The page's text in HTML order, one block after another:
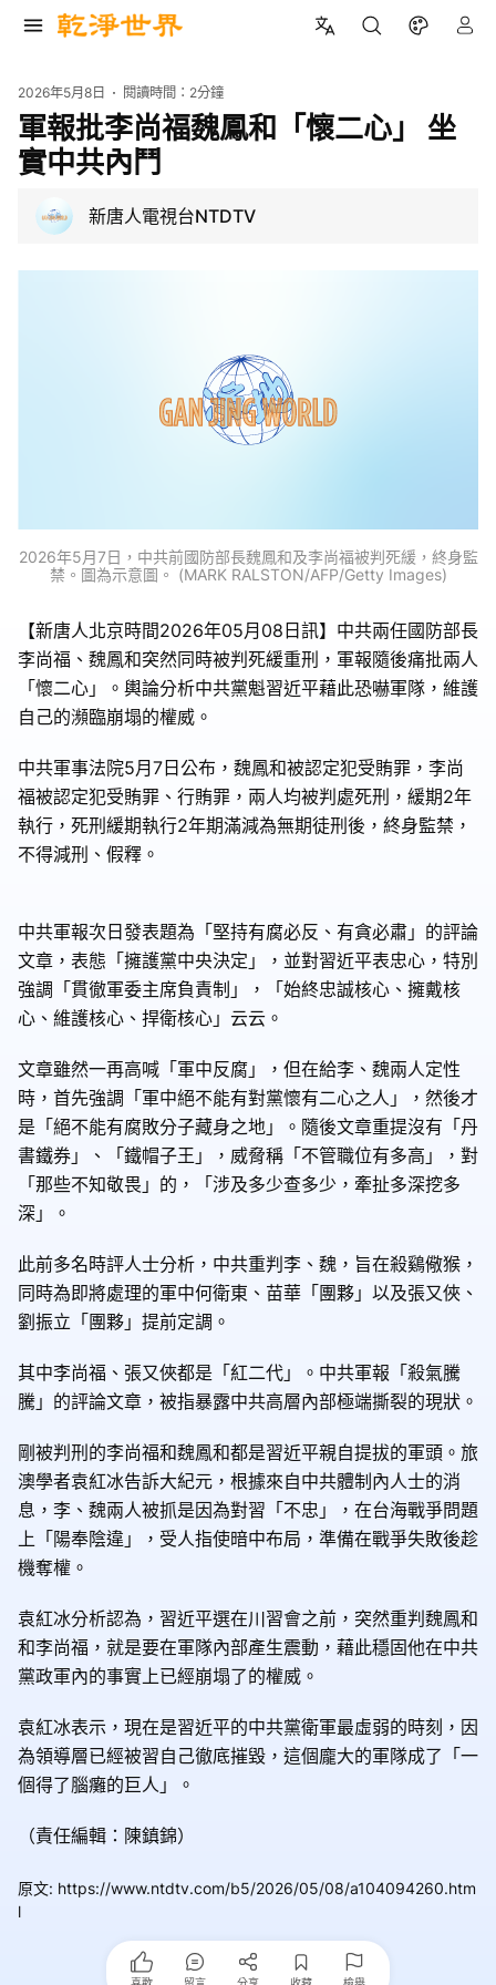
2026年5月8日 閱讀時間： 2分鐘
軍報批李尚福魏鳳和「懷二心」 坐
實中共內鬥
新唐人電視台NTDTV
2026年5月7日，中共前國防部長魏鳳和及李尚福被判死緩，終身監
禁。圖為示意圖。 (MARK RALSTON/AFP/Getty Images)
【新唐人北京時間2026年05月08日訊】中共兩任國防部長
李尚福、魏鳳和突然同時被判死緩重刑，軍報隨後痛批兩人
「懷二心」。輿論分析中共黨魁習近平藉此恐嚇軍隊，維護
自己的瀕臨崩塌的權威。
中共軍事法院5月7日公布，魏鳳和被認定犯受賄罪，李尚
福被認定犯受賄罪、行賄罪，兩人均被判處死刑，緩期2年
執行，死刑緩期執行2年期滿減為無期徒刑後，終身監禁，
不得減刑、假釋。
中共軍報次日發表題為「堅持有腐必反、有貪必肅」的評論
文章，表態「擁護黨中央決定」，並對習近平表忠心，特別
強調「貫徹軍委主席負責制」，「始終忠誠核心、擁戴核
心、維護核心、捍衛核心」云云。
文章雖然一再高喊「軍中反腐」，但在給李、魏兩人定性
時，首先強調「軍中絕不能有對黨懷有二心之人」，然後才
是「絕不能有腐敗分子藏身之地」。隨後文章重提沒有「丹
書鐵券」、「鐵帽子王」，威脅稱「不管職位有多高」，對
「那些不知敬畏」的，「涉及多少查多少，牽扯多深挖多
深」。
此前多名時評人士分析，中共重判李、魏，旨在殺鷄儆猴，
同時為即將處理的軍中何衛東、苗華「團夥」以及張又俠、
劉振立「團夥」提前定調。
其中李尚福、張又俠都是「紅二代」。中共軍報「殺氣騰
騰」的評論文章，被指暴露中共高層內部極端撕裂的現狀。
剛被判刑的李尚福和魏鳳和都是習近平親自提拔的軍頭。旅
澳學者袁紅冰告訴大紀元，根據來自中共體制內人士的消
息，李、魏兩人被抓是因為對習「不忠」，在台海戰爭問題
上「陽奉陰違」，受人指使暗中布局，準備在戰爭失敗後趁
機奪權。
袁紅冰分析認為，習近平選在川習會之前，突然重判魏鳳和
和李尚福，就是要在軍隊內部產生震動，藉此穩固他在中共
黨政軍內的事實上已經崩塌了的權威。
袁紅冰表示，現在是習近平的中共黨衛軍最虛弱的時刻，因
為領導層已經被習自己徹底摧毀，這個龐大的軍隊成了「一
個得了腦癱的巨人」。
（責任編輯：陳鎮錦）
原文: https://www.ntdtv.com/b5/2026/05/08/a104094260.htm
l